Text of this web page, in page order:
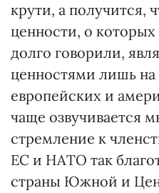
крути, а получится,
ценности, о
долго говорили,
ценностями лишь на
европейских и
чаще озвучивается
стремление к
ЕС и НАТО так
страны Южной и